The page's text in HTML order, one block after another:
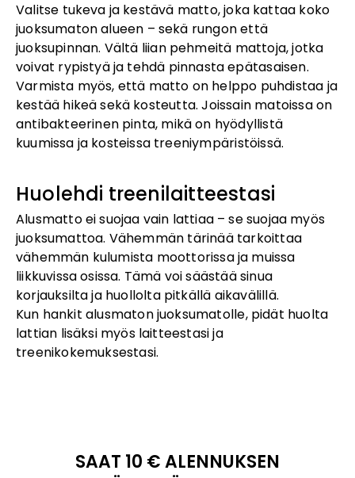
Valitse tukeva ja kestävä matto, joka kattaa koko
juoksumaton alueen – sekä rungon että
juoksupinnan. Vältä liian pehmeitä mattoja, jotka
voivat rypistyä ja tehdä pinnasta epätasaisen.
Varmista myös, että matto on helppo puhdistaa ja
kestää hikeä sekä kosteutta. Joissain matoissa on
antibakteerinen pinta, mikä on hyödyllistä
kuumissa ja kosteissa treeniympäristöissä.
Huolehdi treenilaitteestasi
Alusmatto ei suojaa vain lattiaa – se suojaa myös
juoksumattoa. Vähemmän tärinää tarkoittaa
vähemmän kulumista moottorissa ja muissa
liikkuvissa osissa. Tämä voi säästää sinua
korjauksilta ja huollolta pitkällä aikavälillä.
Kun hankit alusmaton juoksumatolle, pidät huolta
lattian lisäksi myös laitteestasi ja
treenikokemuksestasi.
SAAT 10 € ALENNUKSEN